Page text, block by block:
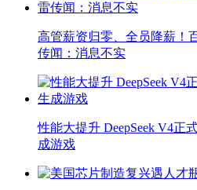
高管薪资归零、全员降薪！
传闻：消息不实
性能大提升 DeepSeek V4正
成游戏